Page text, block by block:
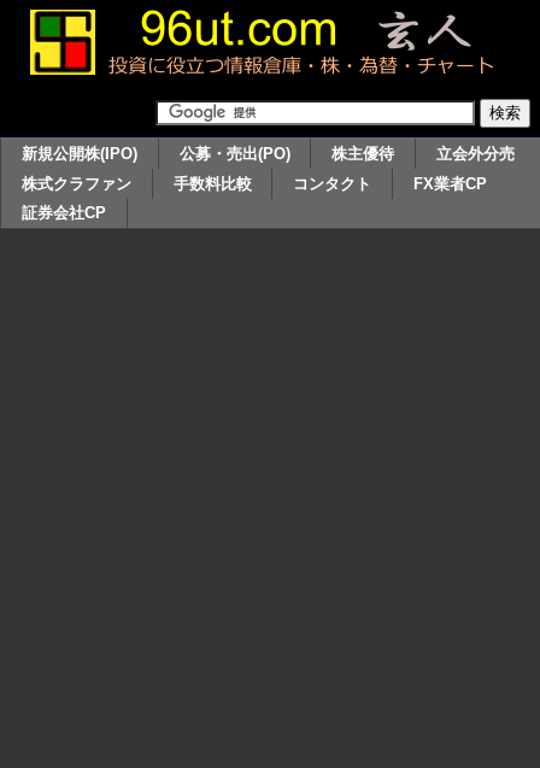
新規公開株(IPO) 公募・売出(PO) 株主優待
立会外分売
株式クラファン
手数料比較 コンタクト
FX業者CP
証券会社CP